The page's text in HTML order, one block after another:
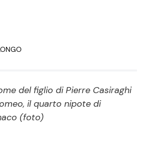
Reality e Talent
Soap Opera
del figlio di Pierre Casiraghi
il quarto nipote di
(foto)